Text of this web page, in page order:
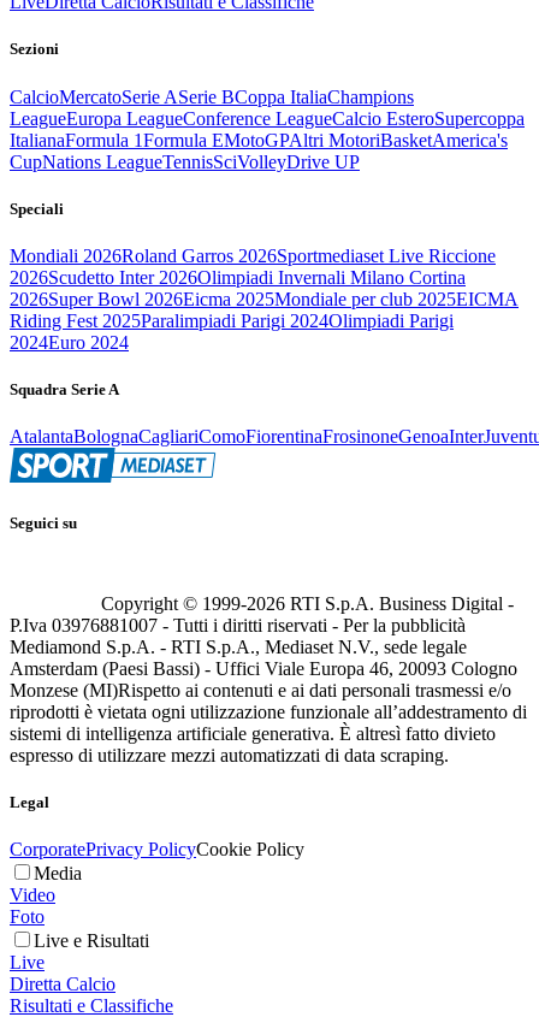
Sezioni
CalcioMercatoSerie ASerie BCoppa ItaliaChampions
LeagueEuropa LeagueConference LeagueCalcio EsteroSupercoppa
ItalianaFormula 1Formula EMotoGPAltri MotoriBasketAmerica's
CupNations LeagueTennisSciVolleyDrive UP
Speciali
Mondiali 2026Roland Garros 2026Sportmediaset Live Riccione
2026Scudetto Inter 2026Olimpiadi Invernali Milano Cortina
2026Super Bowl 2026Eicma 2025Mondiale per club 2025EICMA
Riding Fest 2025Paralimpiadi Parigi 2024Olimpiadi Parigi
2024Euro 2024
Squadra Serie A
AtalantaBolognaCagliariComoFiorentinaFrosinoneGenoaInter
Seguici su
Copyright © 1999-2026 RTI S.p.A. Business Digital -
P.Iva 03976881007 - Tutti i diritti riservati - Per la pubblicità
Mediamond S.p.A. - RTI S.p.A., Mediaset N.V., sede legale
Amsterdam (Paesi Bassi) - Uffici Viale Europa 46, 20093 Cologno
Monzese (MI)Rispetto ai contenuti e ai dati personali trasmessi e/o
riprodotti è vietata ogni utilizzazione funzionale all’addestramento di
sistemi di intelligenza artificiale generativa. È altresì fatto divieto
espresso di utilizzare mezzi automatizzati di data scraping.
Legal
CorporatePrivacy PolicyCookie Policy
Media
Video
Foto
Live e Risultati
Live
Diretta Calcio
Risultati e Classifiche